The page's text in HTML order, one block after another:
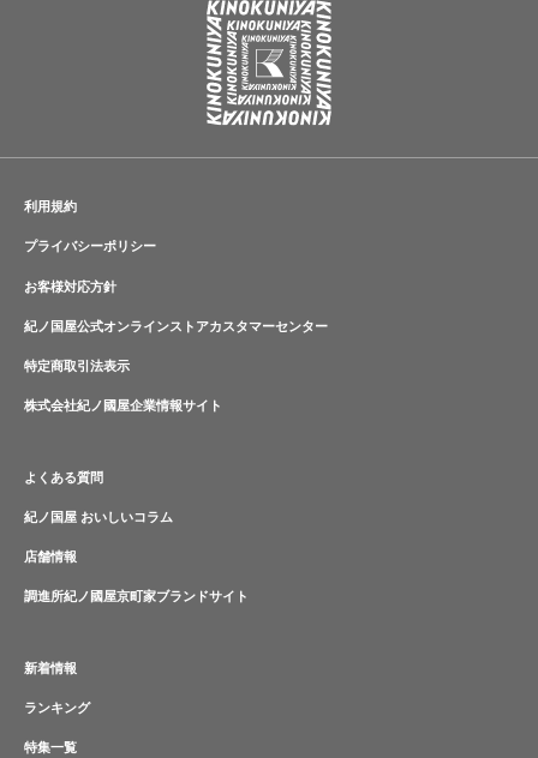
利用規約
プライバシーポリシー
お客様対応方針
紀ノ国屋公式オンラインストアカスタマーセンター
特定商取引法表示
株式会社紀ノ國屋企業情報サイト
よくある質問
紀ノ国屋 おいしいコラム
店舗情報
調進所紀ノ國屋京町家ブランドサイト
新着情報
ランキング
特集一覧